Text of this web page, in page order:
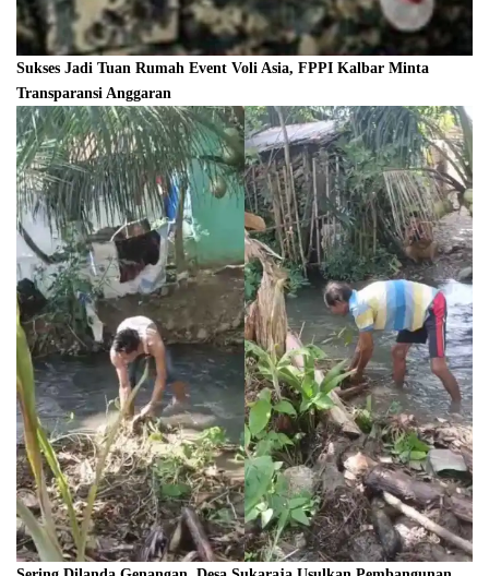
Sukses Jadi Tuan Rumah Event Voli Asia, FPPI Kalbar Minta
Transparansi Anggaran